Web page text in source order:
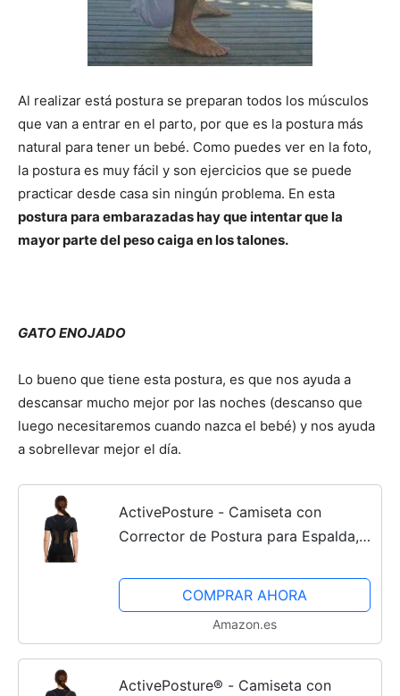
Al realizar está postura se preparan todos los músculos
que van a entrar en el parto, por que es la postura más
natural para tener un bebé. Como puedes ver en la foto,
la postura es muy fácil y son ejercicios que se puede
practicar desde casa sin ningún problema. En esta
postura para embarazadas hay que intentar que la
mayor parte del peso caiga en los talones.
GATO ENOJADO
Lo bueno que tiene esta postura, es que nos ayuda a
descansar mucho mejor por las noches (descanso que
luego necesitaremos cuando nazca el bebé) y nos ayuda
a sobrellevar mejor el día.
ActivePosture - Camiseta con
Corrector de Postura para Espalda,
Hombros para Mujer, Cuenta con
Tecnología Neuroband que Ayuda a...
COMPRAR AHORA
Amazon.es
ActivePosture® - Camiseta con